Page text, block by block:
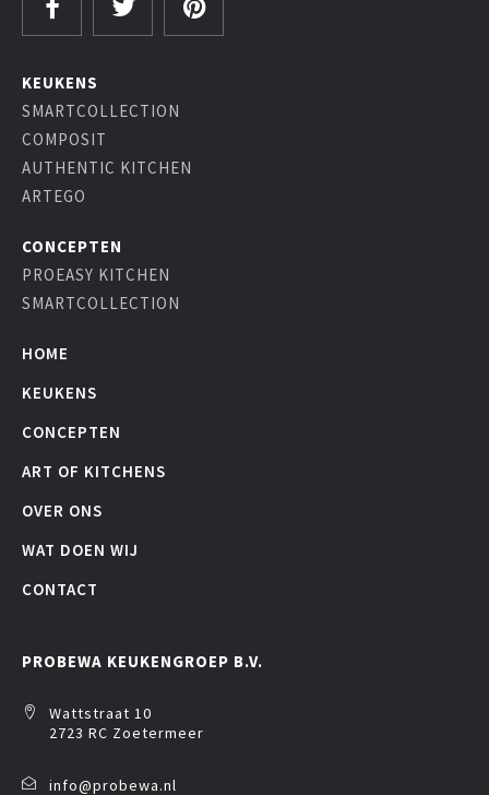
KEUKENS
SMARTCOLLECTION
COMPOSIT
AUTHENTIC KITCHEN
ARTEGO
CONCEPTEN
PROEASY KITCHEN
SMARTCOLLECTION
HOME
KEUKENS
CONCEPTEN
ART OF KITCHENS
OVER ONS
WAT DOEN WIJ
CONTACT
PROBEWA KEUKENGROEP B.V.
Wattstraat 10
2723 RC Zoetermeer
info@probewa.nl